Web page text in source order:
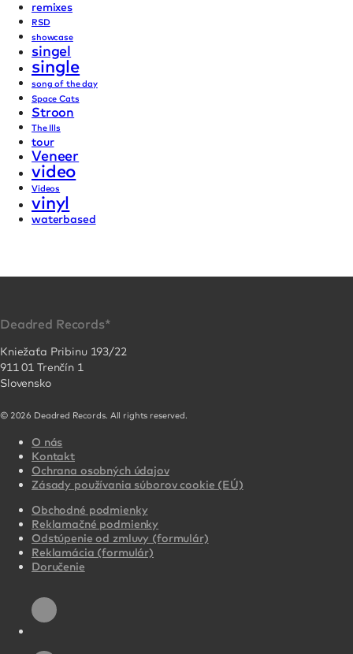
remixes
RSD
showcase
singel
single
song of the day
Space Cats
Stroon
The Ills
tour
Veneer
video
Videos
vinyl
waterbased
Deadred Records*
Kniežaťa Pribinu 193/22
911 01 Trenčín 1
Slovensko
© 2026 Deadred Records. All rights reserved.
O nás
Kontakt
Ochrana osobných údajov
Zásady používania súborov cookie (EÚ)
Obchodné podmienky
Reklamačné podmienky
Odstúpenie od zmluvy (formulár)
Reklamácia (formulár)
Doručenie